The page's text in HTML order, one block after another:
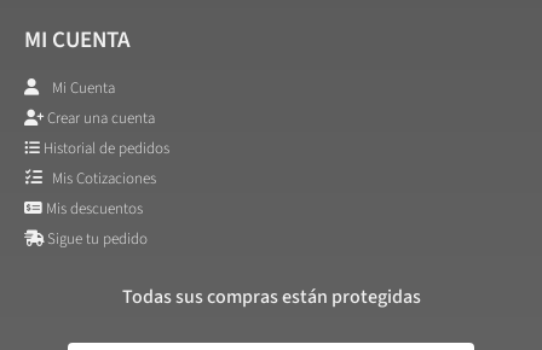
MI CUENTA
Mi Cuenta
Crear una cuenta
Historial de pedidos
Mis Cotizaciones
Mis descuentos
Sigue tu pedido
Todas sus compras están protegidas